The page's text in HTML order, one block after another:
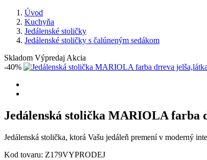
Úvod
Kuchyňa
Jedálenské stoličky
Jedálenské stoličky s čalúneným sedákom
Skladom Výpredaj Akcia
-40%
Jedálenská stolička MARIOLA farba
Jedálenská stolička, ktorá Vašu jedáleň premení v moderný
Kod tovaru: Z179VYPRODEJ